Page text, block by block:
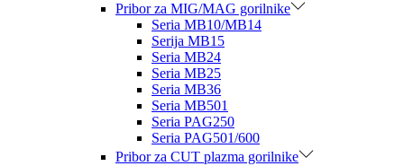
Pribor za MIG/MAG gorilnike
Seria MB10/MB14
Serija MB15
Seria MB24
Seria MB25
Seria MB36
Seria MB501
Seria PAG250
Seria PAG501/600
Pribor za CUT plazma gorilnike